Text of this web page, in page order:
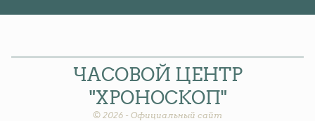
ЧАСОВОЙ ЦЕНТР
"ХРОНОСКОП"
© 2026 - Официальный сайт